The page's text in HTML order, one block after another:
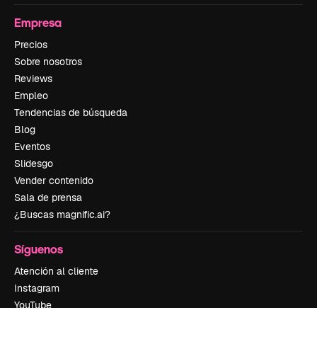
Empresa
Precios
Sobre nosotros
Reviews
Empleo
Tendencias de búsqueda
Blog
Eventos
Slidesgo
Vender contenido
Sala de prensa
¿Buscas magnific.ai?
Síguenos
Atención al cliente
Instagram
YouTube